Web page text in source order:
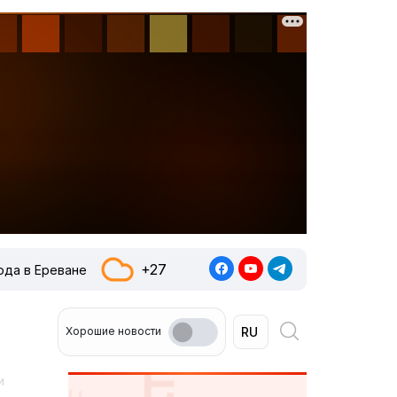
в Ереване +27
Хорошие новости